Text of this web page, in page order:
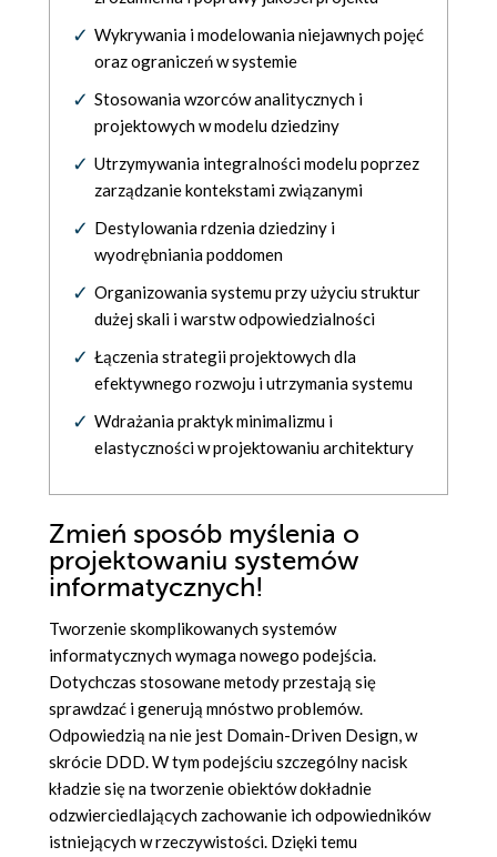
Wykrywania i modelowania niejawnych pojęć
oraz ograniczeń w systemie
Stosowania wzorców analitycznych i
projektowych w modelu dziedziny
Utrzymywania integralności modelu poprzez
zarządzanie kontekstami związanymi
Destylowania rdzenia dziedziny i
wyodrębniania poddomen
Organizowania systemu przy użyciu struktur
dużej skali i warstw odpowiedzialności
Łączenia strategii projektowych dla
efektywnego rozwoju i utrzymania systemu
Wdrażania praktyk minimalizmu i
elastyczności w projektowaniu architektury
Zmień sposób myślenia o
projektowaniu systemów
informatycznych!
Tworzenie skomplikowanych systemów
informatycznych wymaga nowego podejścia.
Dotychczas stosowane metody przestają się
sprawdzać i generują mnóstwo problemów.
Odpowiedzią na nie jest Domain-Driven Design, w
skrócie DDD. W tym podejściu szczególny nacisk
kładzie się na tworzenie obiektów dokładnie
odzwierciedlających zachowanie ich odpowiedników
istniejących w rzeczywistości. Dzięki temu